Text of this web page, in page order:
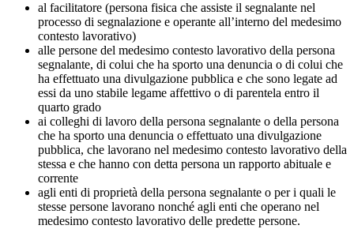
al facilitatore (persona fisica che assiste il segnalante nel
processo di segnalazione e operante all’interno del medesimo
contesto lavorativo)
alle persone del medesimo contesto lavorativo della persona
segnalante, di colui che ha sporto una denuncia o di colui che
ha effettuato una divulgazione pubblica e che sono legate ad
essi da uno stabile legame affettivo o di parentela entro il
quarto grado
ai colleghi di lavoro della persona segnalante o della persona
che ha sporto una denuncia o effettuato una divulgazione
pubblica, che lavorano nel medesimo contesto lavorativo della
stessa e che hanno con detta persona un rapporto abituale e
corrente
agli enti di proprietà della persona segnalante o per i quali le
stesse persone lavorano nonché agli enti che operano nel
medesimo contesto lavorativo delle predette persone.